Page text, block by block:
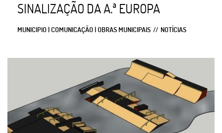
SINALIZAÇÃO DA A.ª EUROPA
MUNICIPIO | COMUNICAÇÃO | OBRAS MUNICIPAIS NOTÍCIAS